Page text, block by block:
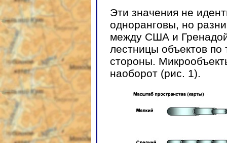
Эти значения не
одноранговы, но
между США и
лестницы объектов
стороны.
наоборот (рис. 1).